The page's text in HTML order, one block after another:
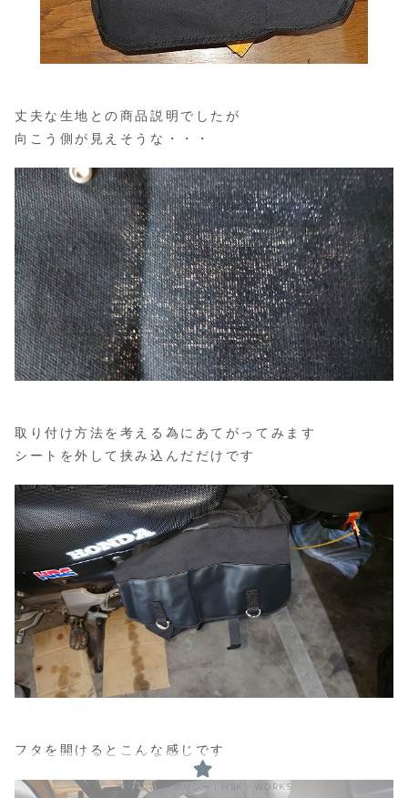
丈夫な生地との商品説明でしたが
向こう側が見えそうな・・・
取り付け方法を考える為にあてがってみます
シートを外して挟み込んだだけです
フタを開けるとこんな感じです
プライバシーポリシー｜HSK－WORKS